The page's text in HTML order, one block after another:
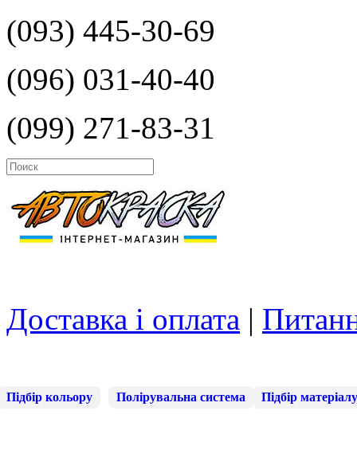
(093) 445-30-69
(096) 031-40-40
(099) 271-83-31
Доставка і оплата |
Підбір кольору Полірувальна система Підбір матеріалу